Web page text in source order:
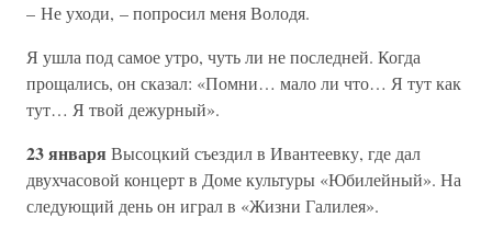
– Не уходи, – попросил меня Володя.
Я ушла под самое утро, чуть ли не последней. Когда
прощались, он сказал: «Помни… мало ли что… Я тут как
тут… Я твой дежурный».
23 января Высоцкий съездил в Ивантеевку, где дал
двухчасовой концерт в Доме культуры «Юбилейный». На
следующий день он играл в «Жизни Галилея».